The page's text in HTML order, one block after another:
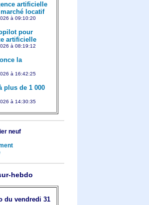
artificielle
locatif
à 09:10:20
pour
artificielle
à 08:19:12
la
à 16:42:25
plus de 1 000
à 14:30:35
neuf
hebdo
du vendredi 31